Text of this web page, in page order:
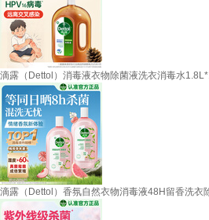
滴露（Dettol）消毒液衣物除菌液洗衣消毒水
滴露（Dettol）香氛自然衣物消毒液48H留香洗衣